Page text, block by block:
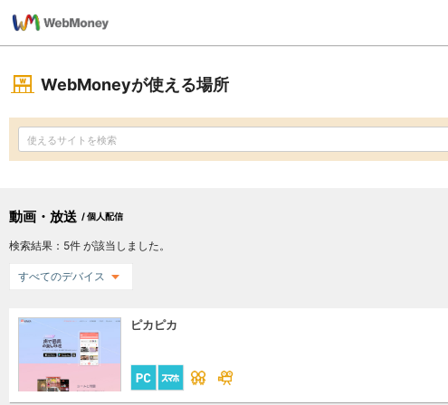
WebMoneyが使える場所
動画・放送 / 個人配信
検索結果： 5件 が該当しました。
すべてのデバイス
ピカピカ